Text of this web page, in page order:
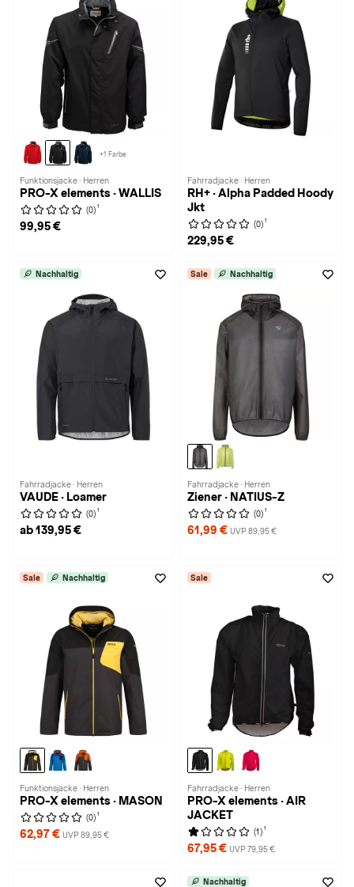
+1 Farbe
Funktionsjacke · Herren
PRO-X elements · WALLIS
(0) 1
99,95 €
Fahrradjacke · Herren
RH+ · Alpha Padded Hoody
Jkt
(0) 1
229,95 €
Nachhaltig
Fahrradjacke · Herren
VAUDE · Loamer
(0) 1
ab 139,95 €
Sale Nachhaltig
Fahrradjacke · Herren
Ziener · NATIUS-Z
(0) 1
61,99 € UVP 89,95 €
Sale Nachhaltig
Funktionsjacke · Herren
PRO-X elements · MASON
(0) 1
62,97 € UVP 89,95 €
Sale
Fahrradjacke · Herren
PRO-X elements · AIR
JACKET
(1) 1
67,95 € UVP 79,95 €
Nachhaltig